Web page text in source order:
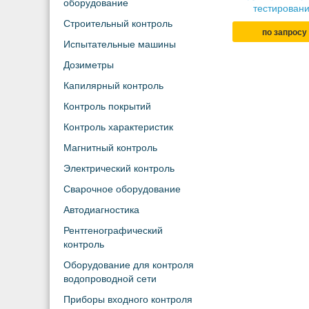
оборудование
Строительный контроль
Испытательные машины
Дозиметры
Капилярный контроль
Контроль покрытий
Контроль характеристик
Магнитный контроль
Электрический контроль
Сварочное оборудование
Автодиагностика
Рентгенографический
контроль
Оборудование для контроля
водопроводной сети
Приборы входного контроля
по запросу